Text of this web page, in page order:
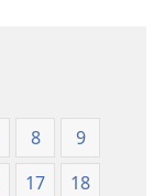
8
9
17
18